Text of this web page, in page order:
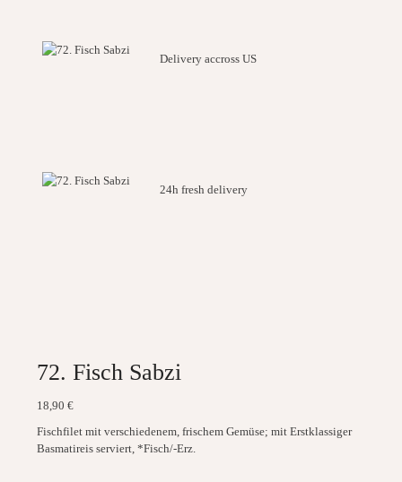
Delivery accross US
24h fresh delivery
72. Fisch Sabzi
18,90 €
Fischfilet mit verschiedenem, frischem Gemüse; mit Erstklassiger
Basmatireis serviert, *Fisch/-Erz.